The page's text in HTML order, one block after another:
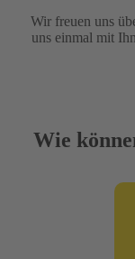
Wir freuen uns
uns einmal mit
Wie